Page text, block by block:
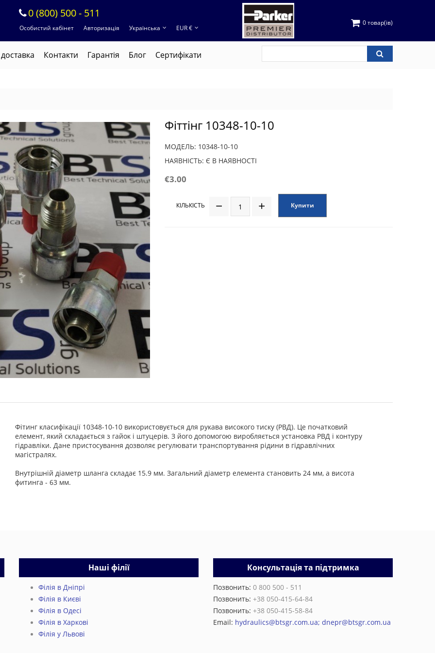
0 (800) 500 - 511
Особистий кабінет Авторизація Українська EUR €
0 товар(ів)
Контакти Гарантія Блог Cертифікати
Фіттінг 10348-10-10
МОДЕЛЬ: 10348-10-10
НАЯВНІСТЬ: Є В НАЯВНОСТІ
€3.00
КІЛЬКІСТЬ Купити
Фітинг класифікації 10348-10-10 використовується для рукава високого тиску (РВД). Це початковий
елемент, який складається з гайок і штуцерів. З його допомогою виробляється установка РВД і контуру
гідравліки. Дане пристосування дозволяє регулювати транспортування рідини в гідравлічних
магістралях.
Внутрішній діаметр шланга складає 15.9 мм. Загальний діаметр елемента становить 24 мм, а висота
фитинга - 63 мм.
Наші філії
Філія в Дніпрі
Філія в Києві
Філія в Одесі
Філія в Харкові
Філія у Львові
Консультація та підтримка
Позвонить: 0 800 500 - 511
Позвонить: +38 050-415-64-84
Позвонить: +38 050-415-58-84
Email: hydraulics@btsgr.com.ua; dnepr@btsgr.com.ua